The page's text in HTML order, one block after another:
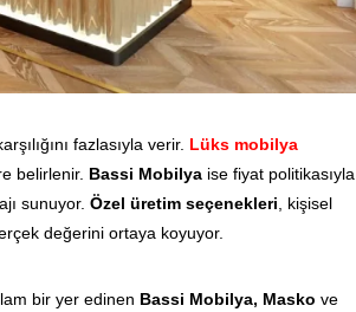
fazlasıyla verir. Lüks mobilya
belirlenir. Bassi Mobilyaise fiyat politikasıyla
sunuyor. Özel üretim seçenekleri, kişisel
değerini ortaya koyuyor.
bir yer edinen Bassi Mobilya, Masko ve